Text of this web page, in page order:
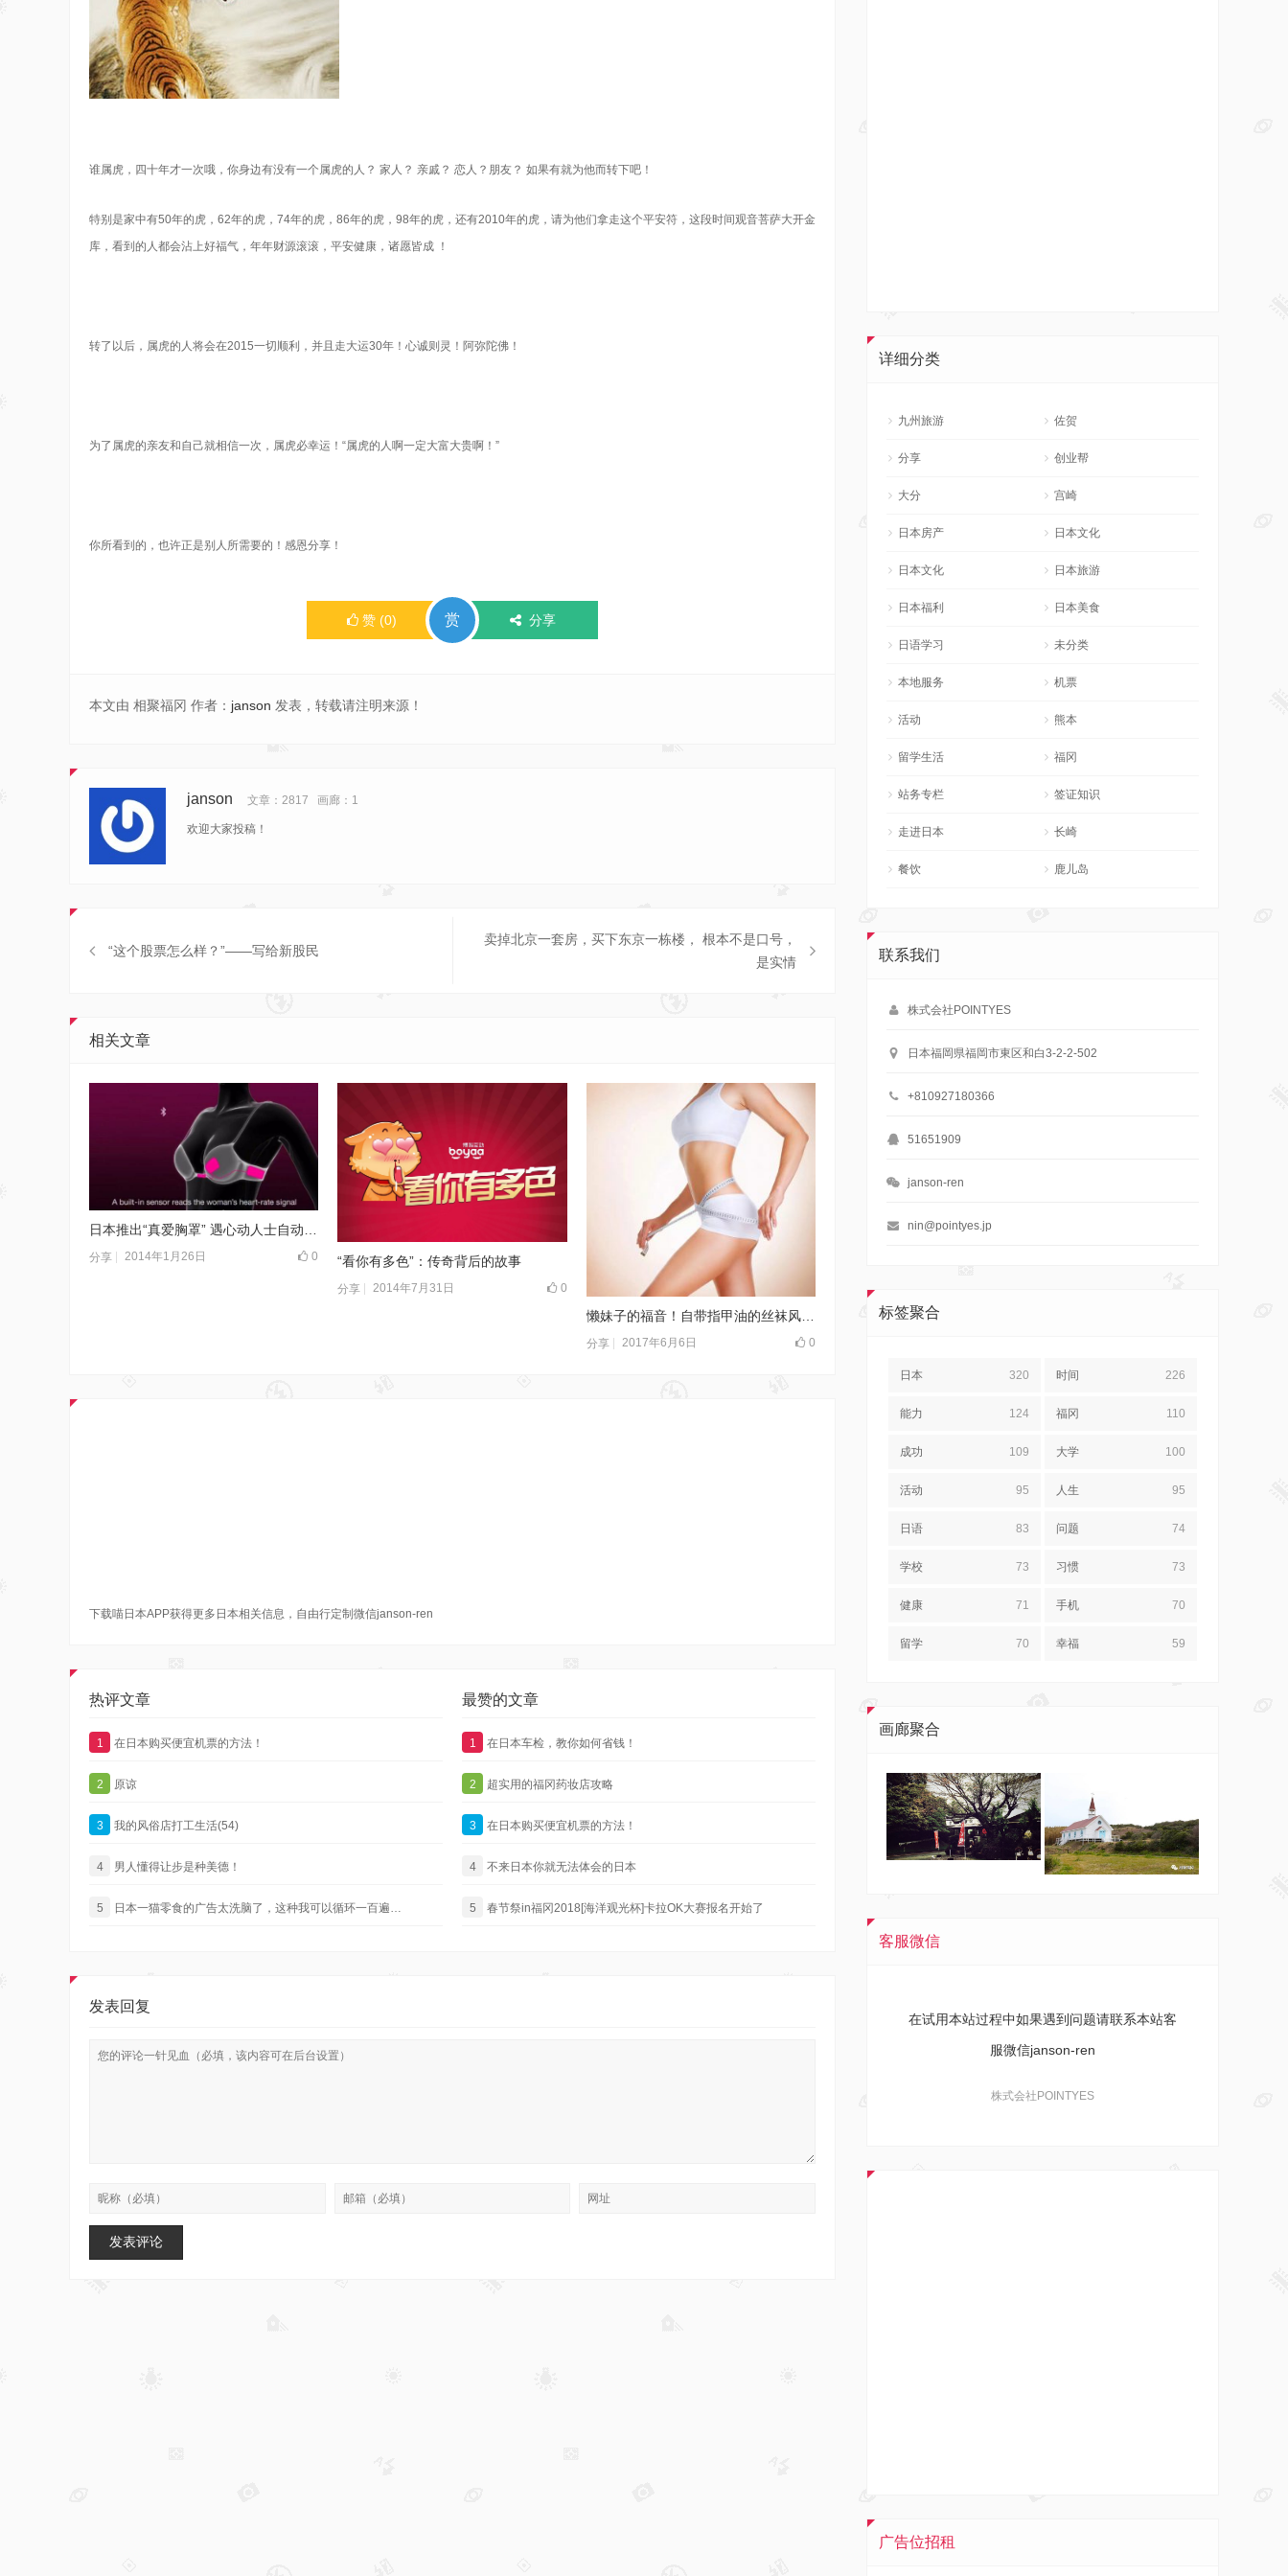
谁属虎，四十年才一次哦，你身边有没有一个属虎的人？ 家人？ 亲戚？ 恋人？朋友？ 如果有就为他而转下吧！
特别是家中有50年的虎，62年的虎，74年的虎，86年的虎，98年的虎，还有2010年的虎，请为他们拿走这个平安符，这段时间观音菩萨大开金
库，看到的人都会沾上好福气，年年财源滚滚，平安健康，诸愿皆成 ！
转了以后，属虎的人将会在2015一切顺利，并且走大运30年！心诚则灵！阿弥陀佛！
为了属虎的亲友和自己就相信一次，属虎必幸运！“属虎的人啊一定大富大贵啊！”
你所看到的，也许正是别人所需要的！感恩分享！
赞 (0) 赏 分享
本文由 相聚福冈 作者： janson 发表，转载请注明来源！
janson 文章：2817 画廊：1
欢迎大家投稿！
“这个股票怎么样？”——写给新股民
卖掉北京一套房，买下东京一栋楼， 根本不是口号，
是实情
相关文章
分享 2014年1月26日 0 “看你有多色”：传奇背后的故事
分享 2014年7月31日 0
懒妹子的福音！自带指甲油的丝袜风靡全日本
分享 2017年6月6日 0
下载喵日本APP获得更多日本相关信息，自由行定制微信janson-ren
热评文章
1 在日本购买便宜机票的方法！
2 原谅
3 我的风俗店打工生活(54)
4 男人懂得让步是种美德！
5 日本一猫零食的广告太洗脑了，这种我可以循环一百遍…
最赞的文章
1 在日本车检，教你如何省钱！
2 超实用的福冈药妆店攻略
3 在日本购买便宜机票的方法！
4 不来日本你就无法体会的日本
5 春节祭in福冈2018[海洋观光杯]卡拉OK大赛报名开始了
发表回复
详细分类
九州旅游 佐贺
分享 创业帮
大分 宫崎
日本房产 日本文化
日本文化 日本旅游
日本福利 日本美食
日语学习 未分类
本地服务 机票
活动 熊本
留学生活 福冈
站务专栏 签证知识
走进日本 长崎
餐饮 鹿儿岛
联系我们
株式会社POINTYES
日本福岡県福岡市東区和白3-2-2-502
+810927180366
51651909
janson-ren
nin@pointyes.jp
标签聚合
日本 320 时间 226
能力 124 福冈 110
成功 109 大学 100
活动 95 人生 95
日语 83 问题 74
学校 73 习惯 73
健康 71 手机 70
留学 70 幸福 59
画廊聚合
客服微信
在试用本站过程中如果遇到问题请联系本站客
服微信janson-ren
株式会社POINTYES
广告位招租